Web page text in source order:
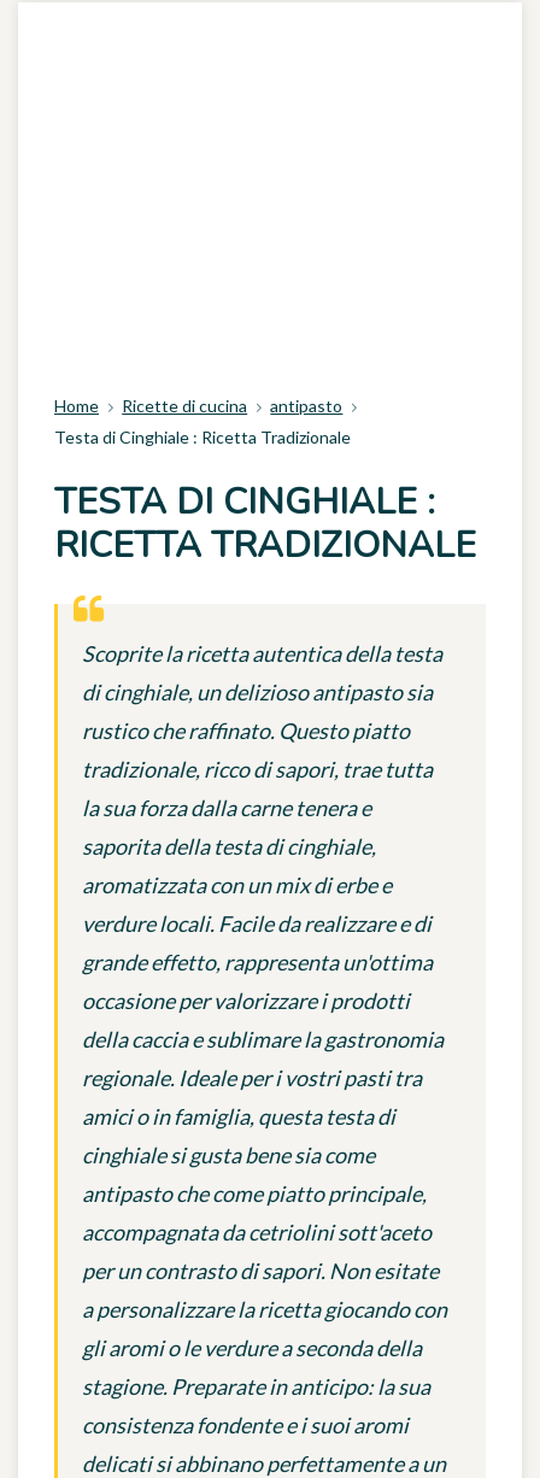
Home Ricette di cucina
antipasto
Testa di Cinghiale : Ricetta Tradizionale
TESTA DI CINGHIALE :
RICETTA TRADIZIONALE
Scoprite la ricetta autentica della testa
di cinghiale, un delizioso antipasto sia
rustico che raffinato. Questo piatto
tradizionale, ricco di sapori, trae tutta
la sua forza dalla carne tenera e
saporita della testa di cinghiale,
aromatizzata con un mix di erbe e
verdure locali. Facile da realizzare e di
grande effetto, rappresenta un'ottima
occasione per valorizzare i prodotti
della caccia e sublimare la gastronomia
regionale. Ideale per i vostri pasti tra
amici o in famiglia, questa testa di
cinghiale si gusta bene sia come
antipasto che come piatto principale,
accompagnata da cetriolini sott'aceto
per un contrasto di sapori. Non esitate
a personalizzare la ricetta giocando con
gli aromi o le verdure a seconda della
stagione. Preparate in anticipo: la sua
consistenza fondente e i suoi aromi
delicati si abbinano perfettamente a un